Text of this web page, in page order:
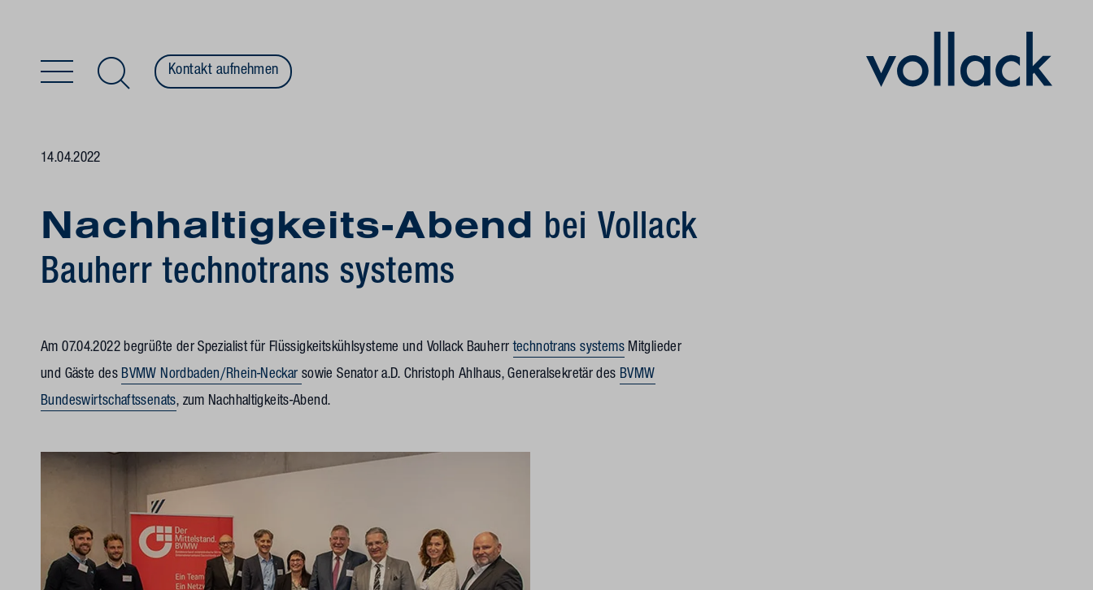
Kontakt aufnehmen
14.04.2022
Nachhaltigkeits-Abend bei Vollack
Bauherr technotrans systems
Am 07.04.2022 begrüßte der Spezialist für Flüssigkeitskühlsysteme und Vollack Bauherrtechnotrans systemsMitglieder
und Gäste des BVMW Nordbaden/Rhein-Neckar sowie Senator a.D. Christoph Ahlhaus, Generalsekretär des BVMW
Bundeswirtschaftssenats, zum Nachhaltigkeits-Abend.